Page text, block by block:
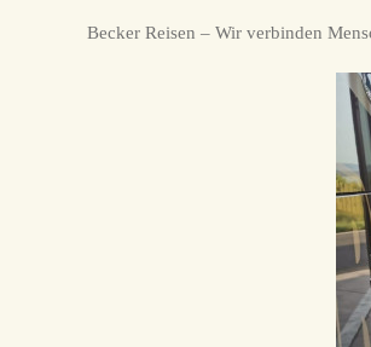
Becker Reisen – Wir verbinden